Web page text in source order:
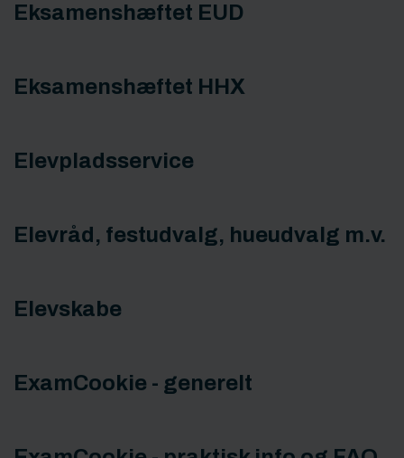
Eksamenshæftet EUD
Eksamenshæftet HHX
Elevpladsservice
Elevråd, festudvalg, hueudvalg m.v.
Elevskabe
ExamCookie - generelt